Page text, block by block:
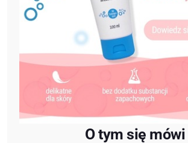
O tym się mówi